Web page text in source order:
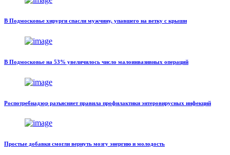
В Подмосковье хирурги спасли мужчину, упавшего на ветку с крыши
В Подмосковье на 53% увеличилось число малоинвазивных операций
Роспотребнадзор разъясняет правила профилактики энтеровирусных инфекций
Простые добавки смогли вернуть мозгу энергию и молодость